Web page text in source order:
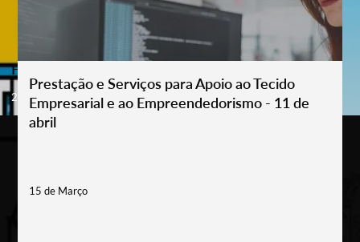
Festa de Verão – Montejuntos
21 - 23 Aug '26
Prestação e Serviços para Apoio ao Tecido
Empresarial e ao Empreendedorismo - 11 de
abril
15 de Março